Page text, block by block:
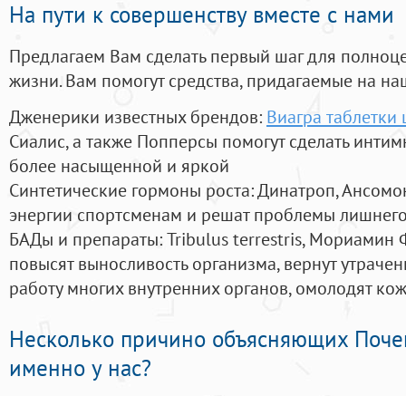
На пути к совершенству вместе с нами
Предлагаем Вам сделать первый шаг для
жизни. Вам помогут средства, придагаемые на
Дженерики известных брендов: Виагра
Сиалис, а также Попперсы помогут сделать
более насыщенной и яркой
Синтетические гормоны роста: Динатроп,
энергии спортсменам и решат проблемы
БАДы и препараты:Tribulus terrestris, Мориамин
повысят выносливость организма, вернут
работу многих внутренних органов, омолодят
Несколько причино объясняющих
именно у нас?